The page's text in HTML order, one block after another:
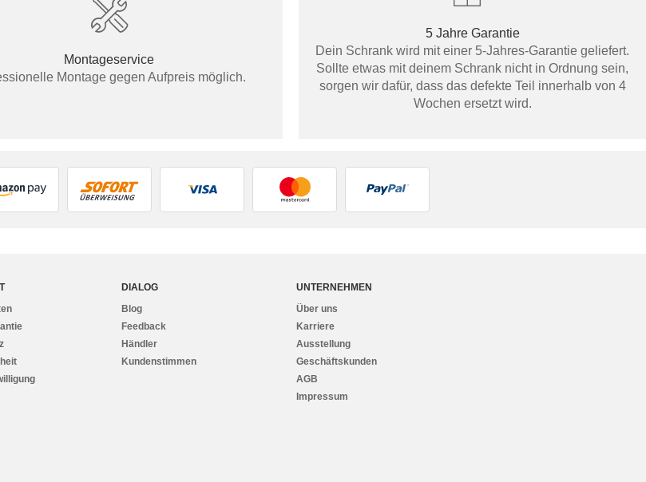
Montageservice
Montage gegen Aufpreis möglich.
5 Jahre Garantie
Dein Schrank wird mit einer 5-Jahres-Garantie geliefert.
Sollte etwas mit deinem Schrank nicht in Ordnung sein,
sorgen wir dafür, dass das defekte Teil innerhalb von 4
Wochen ersetzt wird.
DIALOG
Blog
Feedback
Händler
Kundenstimmen
UNTERNEHMEN
Über uns
Karriere
Ausstellung
Geschäftskunden
AGB
Impressum